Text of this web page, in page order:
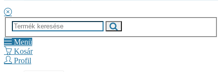
Menü
Kosár
Profil